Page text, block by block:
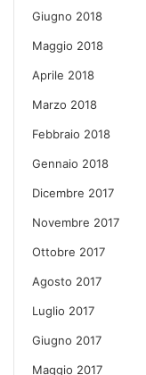
Giugno 2018
Maggio 2018
Aprile 2018
Marzo 2018
Febbraio 2018
Gennaio 2018
Dicembre 2017
Novembre 2017
Ottobre 2017
Agosto 2017
Luglio 2017
Giugno 2017
Maggio 2017